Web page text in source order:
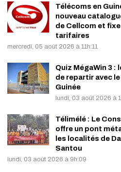
Télécoms en
nouveau
de Cellcom et
tarifaires
mercredi, 05 août 2026 à 11h:11
Quiz MégaWin 3
de repartir avec
Guinée
lundi, 03 août 2026 à
Télimélé : Le
offre un pont
les localités de
Santou
lundi, 03 août 2026 à 9h:09